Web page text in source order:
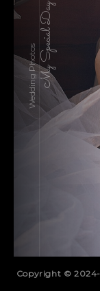
Wedding PhotosMy Special Day
Copyright © 2024-